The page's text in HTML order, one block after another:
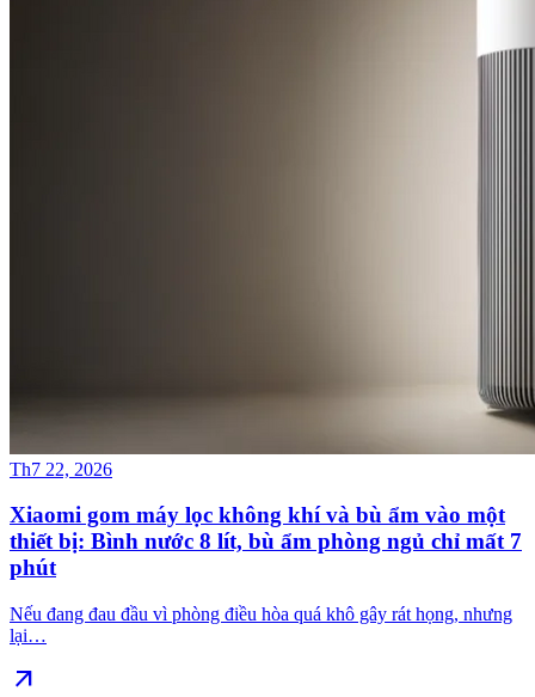
Th7 22, 2026
Xiaomi gom máy lọc không khí và bù ẩm vào một
thiết bị: Bình nước 8 lít, bù ẩm phòng ngủ chỉ mất 7
phút
Nếu đang đau đầu vì phòng điều hòa quá khô gây rát họng, nhưng
lại…
arrow_outward